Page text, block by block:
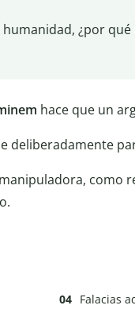
¿por
hace que un
deliberadamente
como
Falacias